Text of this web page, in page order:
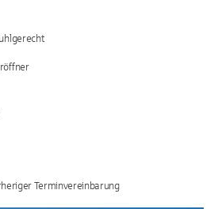
Terminvereinbarung